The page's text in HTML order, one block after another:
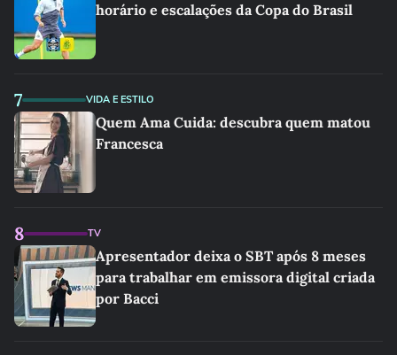
horário e escalações da Copa do Brasil
7 VIDA E ESTILO
Quem Ama Cuida: descubra quem matou
Francesca
8 TV
Apresentador deixa o SBT após 8 meses
para trabalhar em emissora digital criada
por Bacci